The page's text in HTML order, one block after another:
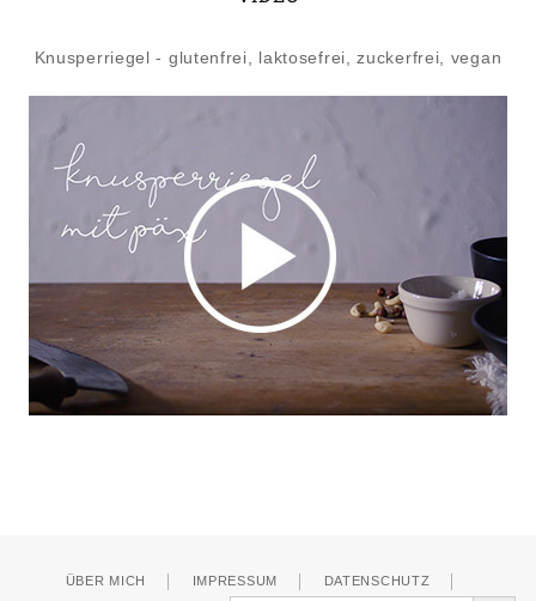
Knusperriegel - glutenfrei, laktosefrei, zuckerfrei, vegan
ÜBER MICH IMPRESSUM DATENSCHUTZ
Search Button